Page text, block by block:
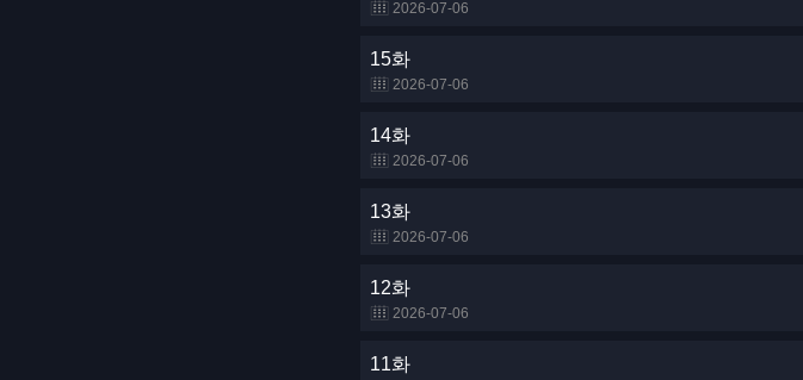
2026-07-06
15화
2026-07-06
14화
2026-07-06
13화
2026-07-06
12화
2026-07-06
11화